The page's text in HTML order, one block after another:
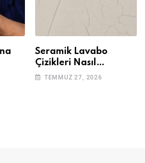
Seramik Lavabo
Çizikleri Nasıl
Giderilir? Adım Adım
TEMMUZ 27, 2026